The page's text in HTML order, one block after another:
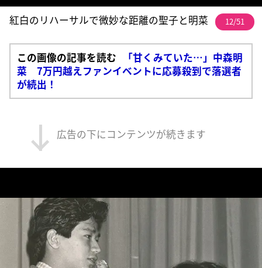
紅白のリハーサルで微妙な距離の聖子と明菜 12/51
この画像の記事を読む
「甘くみていた…」中森明
菜 7万円越えファンイベントに応募殺到で落選者
が続出！
広告の下にコンテンツが続きます